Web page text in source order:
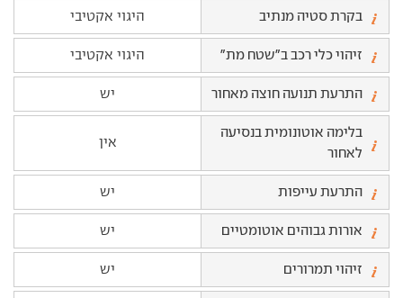
בקרת סטיה מנתיב היגוי אקטיבי
זיהוי כלי רכב ב"שטח מת" היגוי אקטיבי
התרעת תנועה חוצה מאחור יש
בלימה אוטונומית בנסיעה
לאחור
אין
התרעת עייפות יש
אורות גבוהים אוטומטיים יש
זיהוי תמרורים יש